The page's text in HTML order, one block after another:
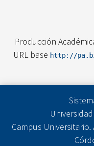
Producción
URL base http://
Campus Universitario.